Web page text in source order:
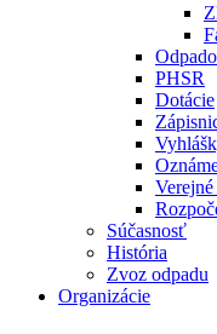
PHSR
Dotácie
Súčasnosť
História
Zvoz odpadu
Organizácie